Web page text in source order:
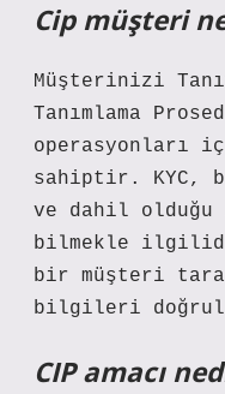
Cip müşteri
Müşterinizi
Tanımlama
operasyonları
sahiptir. KYC,
ve dahil
bilmekle
bir müşteri
bilgileri
CIP amacı